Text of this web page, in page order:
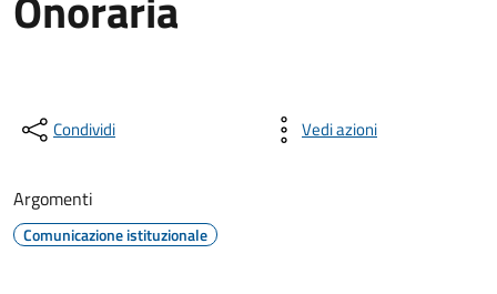
Condividi Vedi azioni
Argomenti
Comunicazione istituzionale